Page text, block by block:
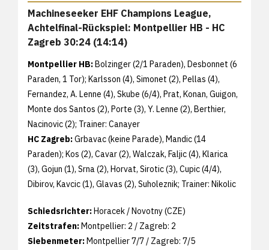
Machineseeker EHF Champions League,
Achtelfinal-Rückspiel: Montpellier HB - HC
Zagreb 30:24 (14:14)
Montpellier HB:Bolzinger (2/1 Paraden), Desbonnet (6
Paraden, 1 Tor); Karlsson (4), Simonet (2), Pellas (4),
Fernandez, A. Lenne (4), Skube (6/4), Prat, Konan, Guigon,
Monte dos Santos (2), Porte (3), Y. Lenne (2), Berthier,
Nacinovic (2); Trainer: Canayer
HC Zagreb:Grbavac (keine Parade), Mandic (14
Paraden); Kos (2), Cavar (2), Walczak, Faljic (4), Klarica
(3), Gojun (1), Srna (2), Horvat, Sirotic (3), Cupic (4/4),
Dibirov, Kavcic (1), Glavas (2), Suholeznik; Trainer: Nikolic
Schiedsrichter:Horacek / Novotny (CZE)
Zeitstrafen:Montpellier: 2 / Zagreb: 2
Siebenmeter:Montpellier 7/7 / Zagreb: 7/5